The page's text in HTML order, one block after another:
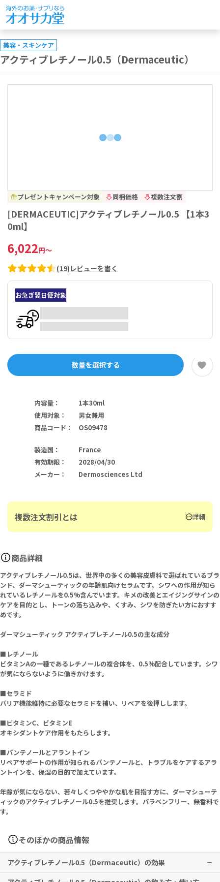
美容・スキンケア
アクティブレチノール0.5（Dermaceutic）
プレゼントキャンペーン対象 同梱価格 複数注文割
[DERMACEUTIC]アクティブレチノール0.5 【1本3
0ml】
6,022円～
(19) レビューを書く
お急ぎ翌日便対象
数量を選択する
内容量 ：
1本30ml
使用対象 ：
男女兼用
商品コード ： OS09478
製造国 ：
France
有効期限 ：
2028/04/30
メーカー ： Dermosciences Ltd
複数注文割引とは 詳細
商品詳細
アクティブレチノール0.5は、世界中の多くの美容皮膚科で選ばれているブラ
ンド、ダーマシューティックの年齢肌向けセラムです。シワへの作用が知ら
れているレチノールを0.5%含んでいます。キメの改善とエイジングサインの
ケアを目的とし、トーンの落ち込みや、くすみ、シワを防ぎたい方におすす
めです。
ダーマシューティック アクティブレチノール0.5の主な成分
■レチノール
ビタミンAの一種であるレチノールの複合体を、0.5%配合しています。シワ
が気にならないように働きかけます。
■セラミド
バリア機能維持に必要なセラミドを補い、リペアを後押しします。
■ビタミンC、ビタミンE
オキシダントケア作用をもたらします。
■パンテノールとアラントイン
リペアサポートの作用が知られるパンテノールと、トラブルをケアするアラ
ントインを、保湿の目的で加えています。
年齢が気にならない、若々しくつややかな肌を目指す方に、ダーマシューテ
ィックのアクティブレチノール0.5を推奨します。パラベンフリー、無香料で
す。
そのほかの商品情報
アクティブレチノール0.5（Dermaceutic）の効果